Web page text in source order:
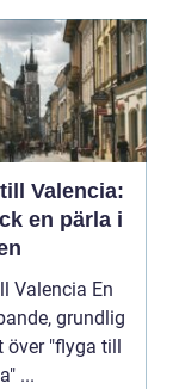
Valencia:
en pärla i
En
grundlig
över "flyga till
Valencia" ...